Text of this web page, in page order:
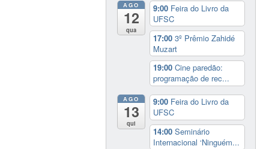
AGO
12
qua
9:00 Feira do Livro da
UFSC
17:003º Prêmio Zahidé
Muzart
19:00Cine paredão:
programação de rec...
AGO
13
qui
9:00 Feira do Livro da
UFSC
14:00Seminário
Internacional ‘Ninguém...